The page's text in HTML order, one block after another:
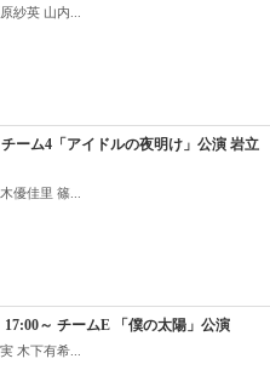
紗英 山内...
ーム4「アイドルの夜明け」公演 岩立
優佳里 篠...
17:00～ チームE 「僕の太陽」公演
木下有希...